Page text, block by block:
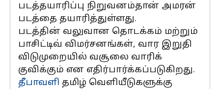
படத்தயாரிப்பு நிறுவனம்தான் அமரன்
படத்தை தயாரித்துள்ளது.
படத்தின் வலுவான தொடக்கம் மற்றும்
பாசிட்டிவ் விமர்சனங்கள், வார இறுதி
விடுமுறையில் வசூலை வாரிக்
குவிக்கும் என எதிர்பார்க்கப்படுகிறது.
தீபாவளி தமிழ் வெளியீடுகளுக்கு